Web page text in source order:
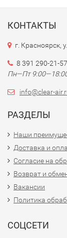
КОНТАКТЫ
г. Красноярск,
8 391 290-21-57
Пн—Пт
info@clear-
РАЗДЕЛЫ
Наши
Доставка и
Согласие на
Возврат и
Вакансии
Политика
СОЦСЕТИ